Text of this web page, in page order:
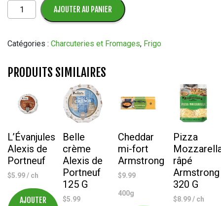
quantité
de
Cheddar
AJOUTER AU PANIER
Catégories : Charcuteries et Fromages, Frigo
PRODUITS SIMILAIRES
L’Évanjules
Alexis de
Portneuf
$5.99/ ch
AJOUTER
Belle
crème
Alexis de
Portneuf
125 G
$5.99
Cheddar
mi-fort
Armstrong
$9.99
400g
Pizza
râpé
Armstrong
320 G
$8.99/ ch